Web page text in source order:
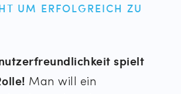
UM ERFOLGREICH ZU
spielt
Man will ein